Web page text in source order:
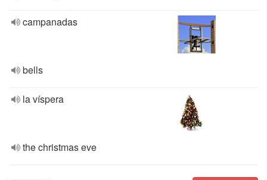
campanadas
bells
la víspera
the christmas eve